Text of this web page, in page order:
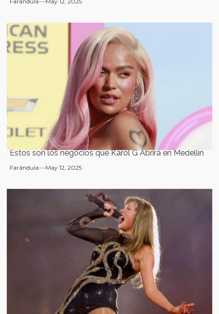
Estos son los negocios que Karol G Abrirá en Medellín
Farándula May 12, 2025